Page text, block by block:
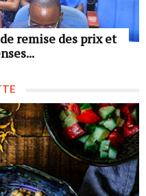
remise des prix et